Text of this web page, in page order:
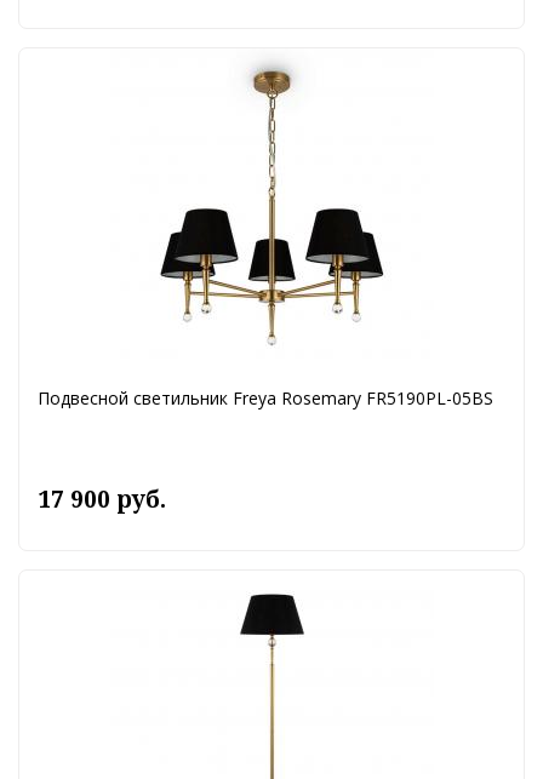
Подвесной светильник Freya Rosemary FR5190PL-05BS
17 900 руб.